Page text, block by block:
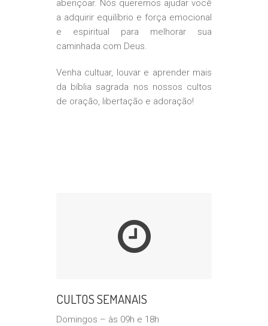
abençoar. Nós queremos ajudar você
a adquirir equilíbrio e força emocional
e espiritual para melhorar sua
caminhada com Deus.
Venha cultuar, louvar e aprender mais
da bíblia sagrada nos nossos cultos
de oração, libertação e adoração!
CULTOS SEMANAIS
Domingos – às 09h e 18h